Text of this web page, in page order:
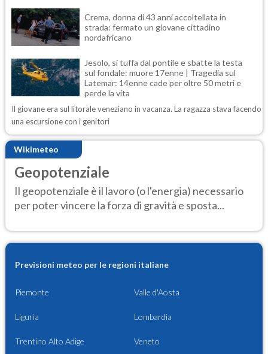
Crema, donna di 43 anni accoltellata in
strada: fermato un giovane cittadino
nordafricano
Jesolo, si tuffa dal pontile e sbatte la testa
sul fondale: muore 17enne | Tragedia sul
Latemar: 14enne cade per oltre 50 metri e
perde la vita
Il giovane era sul litorale veneziano in vacanza. La ragazza stava facendo
una escursione con i genitori
Wikimeteo
Geopotenziale
Il geopotenziale è il lavoro (o l'energia) necessario
per poter vincere la forza di gravità e sposta...
Previsioni meteo per le regioni italiane
Piemonte Valle d'Aosta
Liguria Lombardia
Trentino Alto Adige Veneto